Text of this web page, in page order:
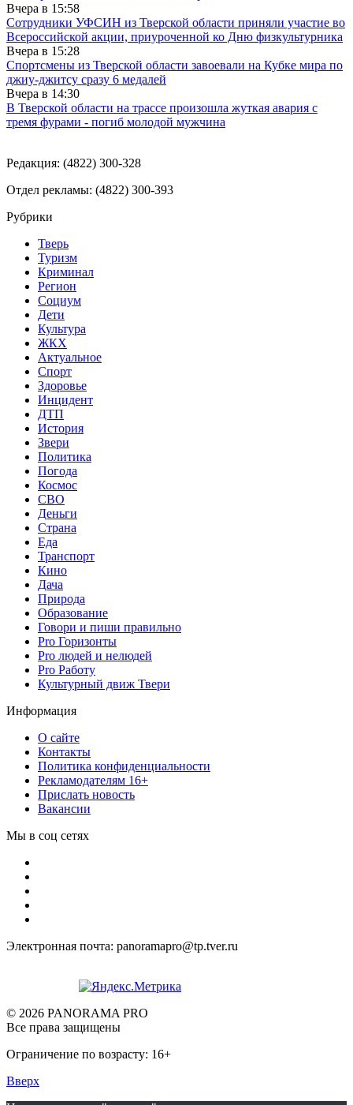
Вчера в 15:58
Сотрудники УФСИН из Тверской области приняли участие во
Всероссийской акции, приуроченной ко Дню физкультурника
Вчера в 15:28
Спортсмены из Тверской области завоевали на Кубке мира по
джиу-джитсу сразу 6 медалей
Вчера в 14:30
В Тверской области на трассе произошла жуткая авария с
тремя фурами - погиб молодой мужчина
Редакция: (4822) 300-328
Отдел рекламы: (4822) 300-393
Рубрики
Тверь
Туризм
Криминал
Регион
Социум
Дети
Культура
ЖКХ
Актуальное
Спорт
Здоровье
Инцидент
ДТП
История
Звери
Политика
Погода
Космос
СВО
Деньги
Страна
Еда
Транспорт
Кино
Дача
Природа
Образование
Говори и пиши правильно
Pro Горизонты
Pro людей и нелюдей
Pro Работу
Культурный движ Твери
Информация
О сайте
Контакты
Политика конфиденциальности
Рекламодателям 16+
Прислать новость
Вакансии
Мы в соц сетях
Электронная почта: panoramapro@tp.tver.ru
© 2026 PANORAMA PRO
Все права защищены
Ограничение по возрасту: 16+
Вверх